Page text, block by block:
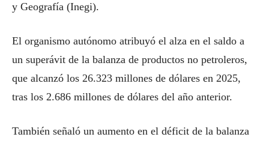
y Geografía (Inegi).
El organismo autónomo atribuyó el alza en el saldo a
un superávit de la balanza de productos no petroleros,
que alcanzó los 26.323 millones de dólares en 2025,
tras los 2.686 millones de dólares del año anterior.
También señaló un aumento en el déficit de la balanza